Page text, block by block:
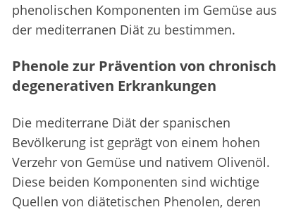
phenolischen Komponenten im Gemüse aus
der mediterranen Diät zu bestimmen.
Phenole zur Prävention von chronisch
degenerativen Erkrankungen
Die mediterrane Diät der spanischen
Bevölkerung ist geprägt von einem hohen
Verzehr von Gemüse und nativem Olivenöl.
Diese beiden Komponenten sind wichtige
Quellen von diätetischen Phenolen, deren